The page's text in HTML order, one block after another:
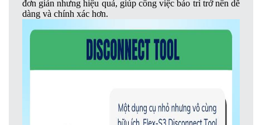
đơn giản nhưng hiệu quả, giúp công việc bảo trì trở nên dễ
dàng và chính xác hơn.